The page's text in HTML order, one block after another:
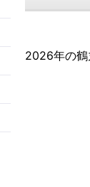
2026年の鶴